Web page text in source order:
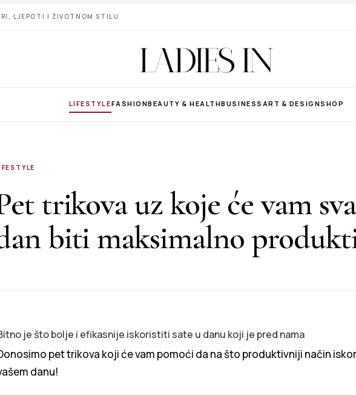
LJEPOTI I ŽIVOTNOM STILU
LIFESTYLEFASHIONBEAUTY & HEALTHBUSINESS ART & DESIGNSHOP
trikova uz koje će vam
biti maksimalno
je što bolje i efikasnije iskoristiti sate u danu koji je pred nama
pet trikova koji će vam pomoći da na što produktivniji način
danu!